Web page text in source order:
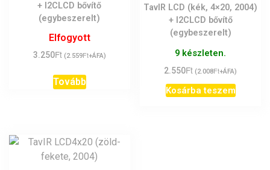
+ I2CLCD bővítő
(egybeszerelt)
Elfogyott
3.250Ft (2.559Ft+ÁFA)
Tovább
TavIR LCD (kék, 4×20, 2004)
+ I2CLCD bővítő
(egybeszerelt)
9 készleten.
2.550Ft (2.008Ft+ÁFA)
Kosárba teszem